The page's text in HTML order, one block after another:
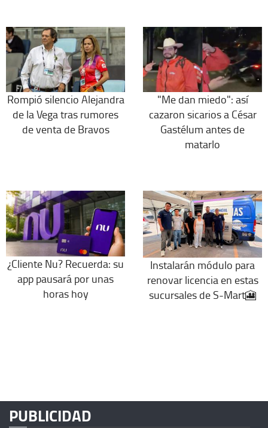
Rompió silencio Alejandra
de la Vega tras rumores
de venta de Bravos
"Me dan miedo": así
cazaron sicarios a César
Gastélum antes de
matarlo
¿Cliente Nu? Recuerda: su
app pausará por unas
horas hoy
Instalarán módulo para
renovar licencia en estas
sucursales de S-Mart🎦
PUBLICIDAD